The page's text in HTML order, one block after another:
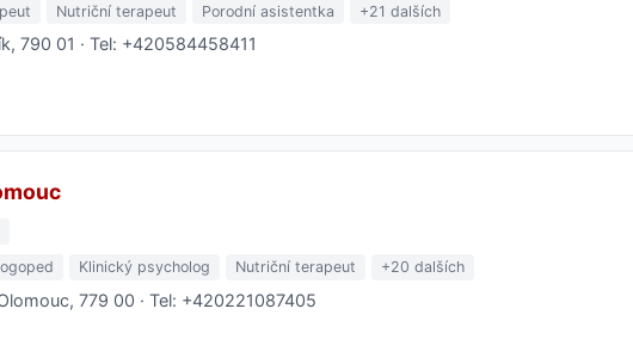
Nutriční terapeut Porodní asistentka +21 dalších
790 01 · Tel: +420584458411
Klinický psycholog Nutriční terapeut +20 dalších
779 00 · Tel: +420221087405